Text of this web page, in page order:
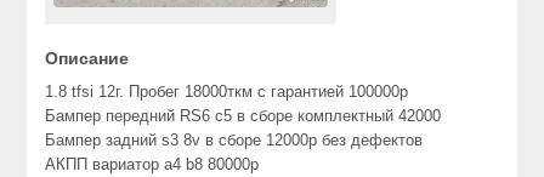
Описание
1.8 tfsi 12г. Пробег 18000ткм с гарантией 100000р
Бампер передний RS6 c5 в сборе комплектный 42000
Бампер задний s3 8v в сборе 12000р без дефектов
АКПП вариатор а4 b8 80000р